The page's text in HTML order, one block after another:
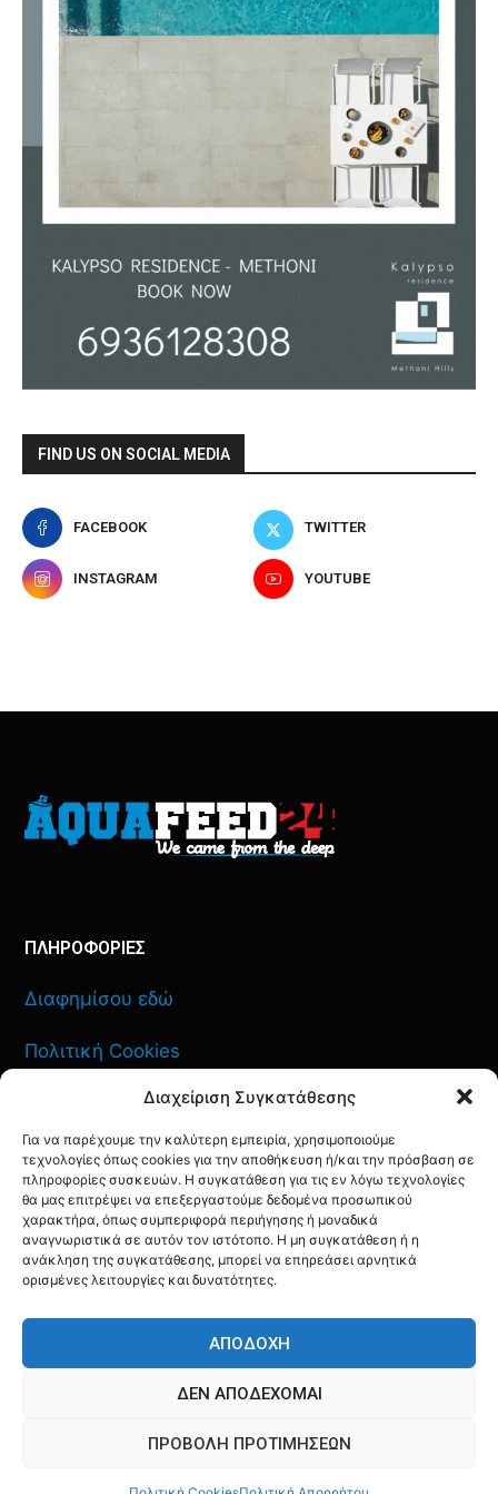
Διαχείριση Συγκατάθεσης
Για να παρέχουμε την καλύτερη εμπειρία, χρησιμοποιούμε
τεχνολογίες όπως cookies για την αποθήκευση ή/και την πρόσβαση σε
πληροφορίες συσκευών. Η συγκατάθεση για τις εν λόγω τεχνολογίες
θα μας επιτρέψει να επεξεργαστούμε δεδομένα προσωπικού
χαρακτήρα, όπως συμπεριφορά περιήγησης ή μοναδικά
αναγνωριστικά σε αυτόν τον ιστότοπο. Η μη συγκατάθεση ή η
ανάκληση της συγκατάθεσης, μπορεί να επηρεάσει αρνητικά
ορισμένες λειτουργίες και δυνατότητες.
ΑΠΟΔΟΧΉ
ΔΕΝ ΑΠΟΔΈΧΟΜΑΙ
ΠΡΟΒΟΛΉ ΠΡΟΤΙΜΉΣΕΩΝ
FIND US ON SOCIAL MEDIA
FACEBOOK TWITTER
INSTAGRAM YOUTUBE
ΠΛΗΡΟΦΟΡΙΕΣ
Διαφημίσου εδώ
Πολιτική Cookies
Πολιτική Απορρήτου
ΕΠΙΚΟΙΝΩΝΙΑ
YOUTUBE